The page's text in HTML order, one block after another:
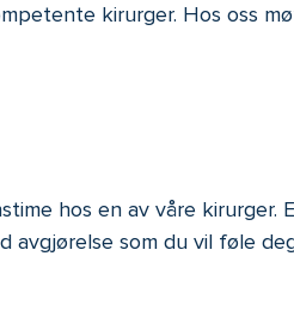
kirurger. Hos oss
hos en av våre kirurger.
avgjørelse som du vil føle